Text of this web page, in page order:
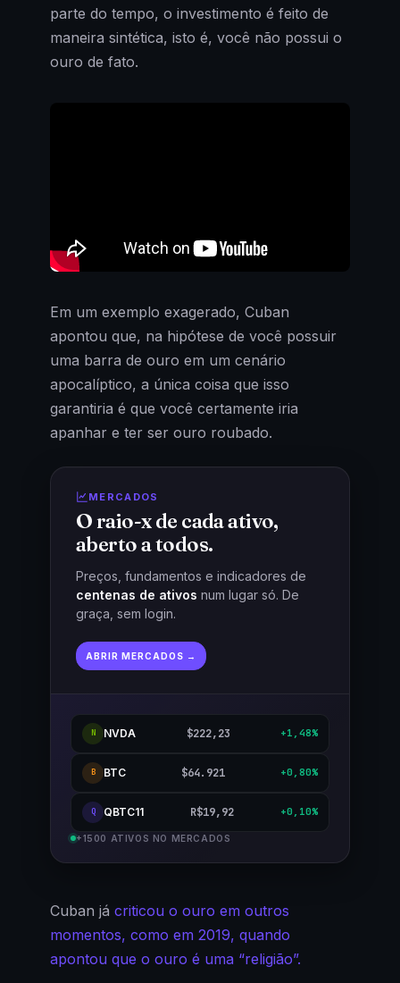
parte do tempo, o investimento é feito de
maneira sintética, isto é, você não possui o
ouro de fato.
Em um exemplo exagerado, Cuban
apontou que, na hipótese de você possuir
uma barra de ouro em um cenário
apocalíptico, a única coisa que isso
garantiria é que você certamente iria
apanhar e ter ser ouro roubado.
MERCADOS
O raio-x de cada ativo,
aberto a todos.
Preços, fundamentos e indicadores de
centenas de ativos num lugar só. De
graça, sem login.
ABRIR MERCADOS →
N NVDA $222,23 +1,48%
B BTC $64.921 +0,80%
Q QBTC11 R$19,92 +0,10%
+1500 ATIVOS NO MERCADOS
Cuban já criticou o ouro em outros
momentos, como em 2019, quando
apontou que o ouro é uma “religião”.